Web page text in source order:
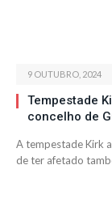
9 OUTUBRO, 2024
Tempestade
concelho de
A tempestade Kirk
de ter afetado